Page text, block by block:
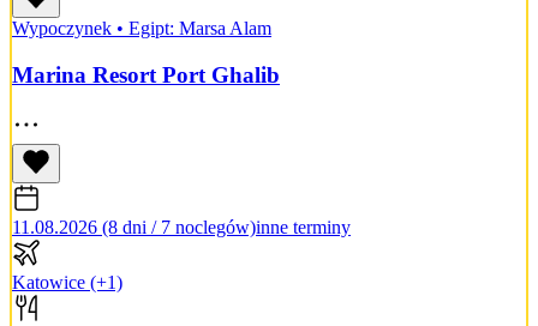
Wypoczynek • Egipt: Marsa Alam
Marina Resort Port Ghalib
11.08.2026 (8 dni / 7 noclegów)inne terminy
Katowice (+1)